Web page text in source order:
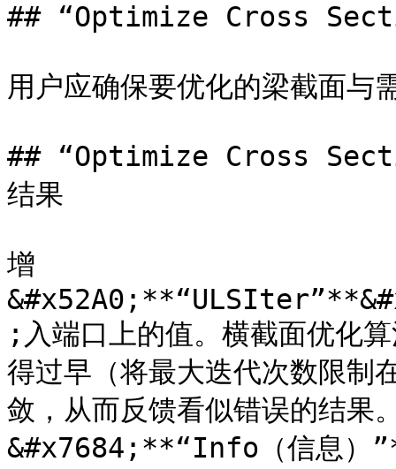
## “Optimize Cross
用户应确保要优化的梁截面与
## “Optimize Cross
结果
增
;入端口上的值。横截面优化
得过早（将最大迭代次数限制
敛，从而反馈看似错误的结果
&#x7684;**“Info（信息）